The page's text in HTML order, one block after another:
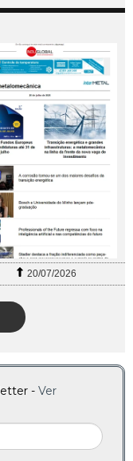
20/07/2026
- Ver